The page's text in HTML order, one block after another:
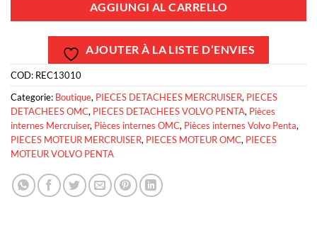
AGGIUNGI AL CARRELLO
AJOUTER À LA LISTE D’ENVIES
COD: REC13010
Categorie: Boutique, PIECES DETACHEES MERCRUISER, PIECES
DETACHEES OMC, PIECES DETACHEES VOLVO PENTA, Pièces
internes Mercruiser, Pièces internes OMC, Pièces internes Volvo Penta,
PIECES MOTEUR MERCRUISER, PIECES MOTEUR OMC, PIECES
MOTEUR VOLVO PENTA